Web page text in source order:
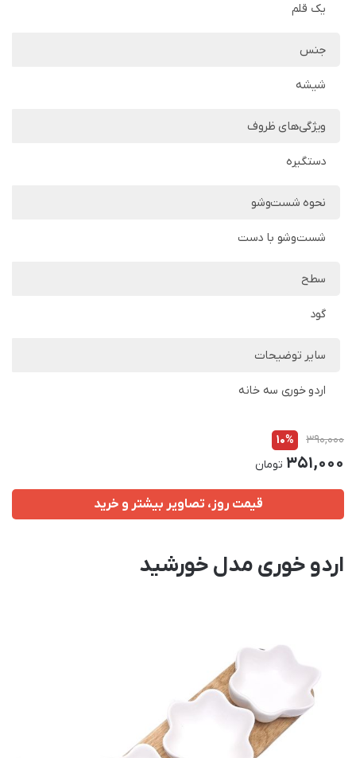
یک قلم
جنس
شیشه
ویژگی‌های ظروف
دستگیره
نحوه شست‌وشو
شست‌وشو با دست
سطح
گود
سایر توضیحات
اردو خوری سه خانه
390,000
10%
351,000 تومان
قیمت روز، تصاویر بیشتر و خرید
اردو خوری مدل خورشید